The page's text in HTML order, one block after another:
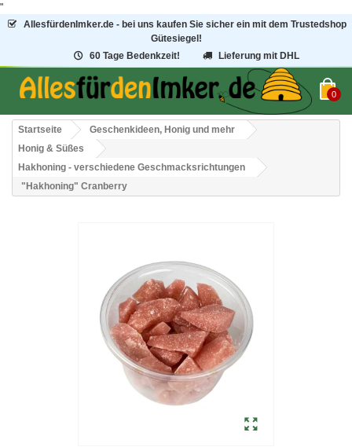
"
AllesfürdenImker.de - bei uns kaufen Sie sicher ein mit dem Trustedshop
Gütesiegel!
60 Tage Bedenkzeit!
Lieferung mit DHL
0
Startseite
Geschenkideen, Honig und mehr
Honig & Süßes
Hakhoning - verschiedene Geschmacksrichtungen
"Hakhoning" Cranberry